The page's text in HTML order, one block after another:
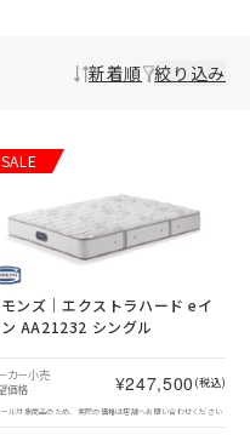
新着順 絞り込み
SALE
ンズ｜エクストラハード eイ
AA21232 シングル
カー小売
価格
¥247,500 (税込)
ル対象商品のため、実際の価格は店舗へお問い合わせください